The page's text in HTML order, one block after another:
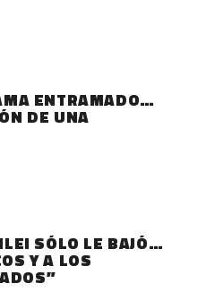
ENTRAMADOS,
DE UNA
SÓLO LE BAJÓ
Y A LOS